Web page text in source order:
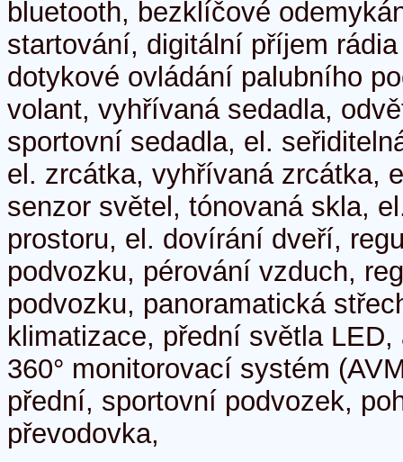
bluetooth, bezklíčové
startování, digitální příjem
dotykové ovládání palubního
volant, vyhřívaná sedadla,
sportovní sedadla, el.
el. zrcátka, vyhřívaná zrcátka,
senzor světel, tónovaná skla,
prostoru, el. dovírání dveří,
podvozku, pérování vzduch,
podvozku, panoramatická
klimatizace, přední světla
360° monitorovací systém
přední, sportovní podvozek,
převodovka,